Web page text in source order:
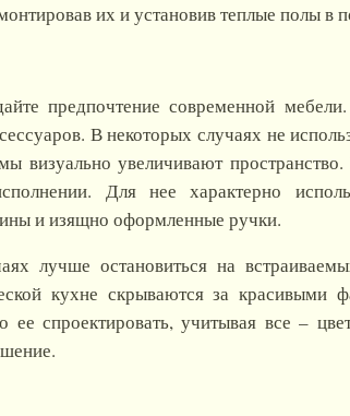
их и установив теплые полы в
предпочтение современной
В некоторых случаях не
визуально увеличивают
Для нее характерно
и изящно оформленные ручки.
лучше остановиться на
кухне скрываются за красивыми
спроектировать, учитывая все –